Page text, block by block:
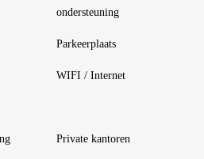
ondersteuning
Parkeerplaats
WIFI / Internet
Private kantoren